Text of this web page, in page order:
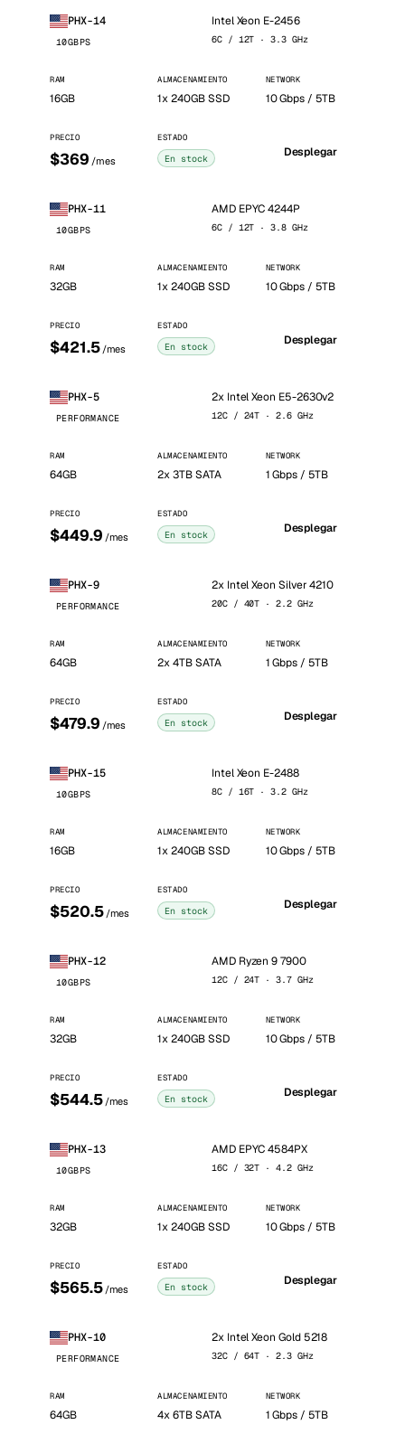
PHX-14
10GBPS
Intel Xeon E-2456
6C / 12T · 3.3 GHz
RAM
16GB
ALMACENAMIENTO
1x 240GB SSD
NETWORK
10 Gbps / 5TB
PRECIO
$369 /mes
ESTADO
En stock Desplegar
PHX-11
10GBPS
AMD EPYC 4244P
6C / 12T · 3.8 GHz
RAM
32GB
ALMACENAMIENTO
1x 240GB SSD
NETWORK
10 Gbps / 5TB
PRECIO
$421.5 /mes
ESTADO
En stock Desplegar
PHX-5
PERFORMANCE
2x Intel Xeon E5-2630v2
12C / 24T · 2.6 GHz
RAM
64GB
ALMACENAMIENTO
2x 3TB SATA
NETWORK
1 Gbps / 5TB
PRECIO
$449.9 /mes
ESTADO
En stock Desplegar
PHX-9
PERFORMANCE
2x Intel Xeon Silver 4210
20C / 40T · 2.2 GHz
RAM
64GB
ALMACENAMIENTO
2x 4TB SATA
NETWORK
1 Gbps / 5TB
PRECIO
$479.9 /mes
ESTADO
En stock Desplegar
PHX-15
10GBPS
Intel Xeon E-2488
8C / 16T · 3.2 GHz
RAM
16GB
ALMACENAMIENTO
1x 240GB SSD
NETWORK
10 Gbps / 5TB
PRECIO
$520.5 /mes
ESTADO
En stock Desplegar
PHX-12
10GBPS
AMD Ryzen 9 7900
12C / 24T · 3.7 GHz
RAM
32GB
ALMACENAMIENTO
1x 240GB SSD
NETWORK
10 Gbps / 5TB
PRECIO
$544.5 /mes
ESTADO
En stock Desplegar
PHX-13
10GBPS
AMD EPYC 4584PX
16C / 32T · 4.2 GHz
RAM
32GB
ALMACENAMIENTO
1x 240GB SSD
NETWORK
10 Gbps / 5TB
PRECIO
$565.5 /mes
ESTADO
En stock Desplegar
PHX-10
PERFORMANCE
2x Intel Xeon Gold 5218
32C / 64T · 2.3 GHz
RAM
64GB
ALMACENAMIENTO
4x 6TB SATA
NETWORK
1 Gbps / 5TB